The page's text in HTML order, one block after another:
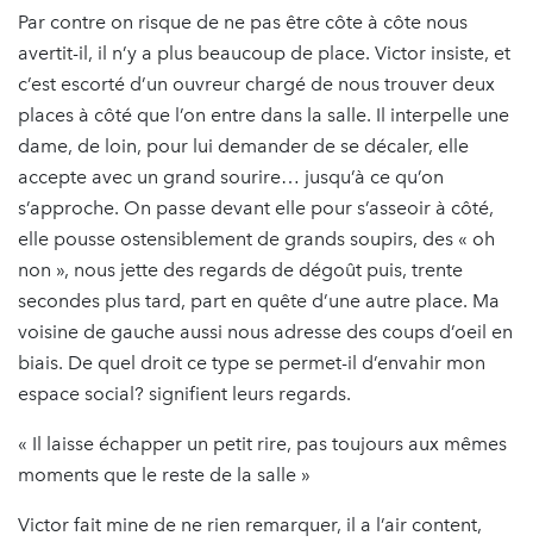
Par contre on risque de ne pas être côte à côte nous
avertit-il, il n’y a plus beaucoup de place. Victor insiste, et
c’est escorté d’un ouvreur chargé de nous trouver deux
places à côté que l’on entre dans la salle. Il interpelle une
dame, de loin, pour lui demander de se décaler, elle
accepte avec un grand sourire… jusqu’à ce qu’on
s’approche. On passe devant elle pour s’asseoir à côté,
elle pousse ostensiblement de grands soupirs, des « oh
non », nous jette des regards de dégoût puis, trente
secondes plus tard, part en quête d’une autre place. Ma
voisine de gauche aussi nous adresse des coups d’oeil en
biais. De quel droit ce type se permet-il d’envahir mon
espace social? signifient leurs regards.
« Il laisse échapper un petit rire, pas toujours aux mêmes
moments que le reste de la salle »
Victor fait mine de ne rien remarquer, il a l’air content,